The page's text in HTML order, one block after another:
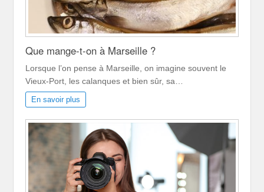
Que mange-t-on à Marseille ?
Lorsque l’on pense à Marseille, on imagine souvent le
Vieux-Port, les calanques et bien sûr, sa…
En savoir plus